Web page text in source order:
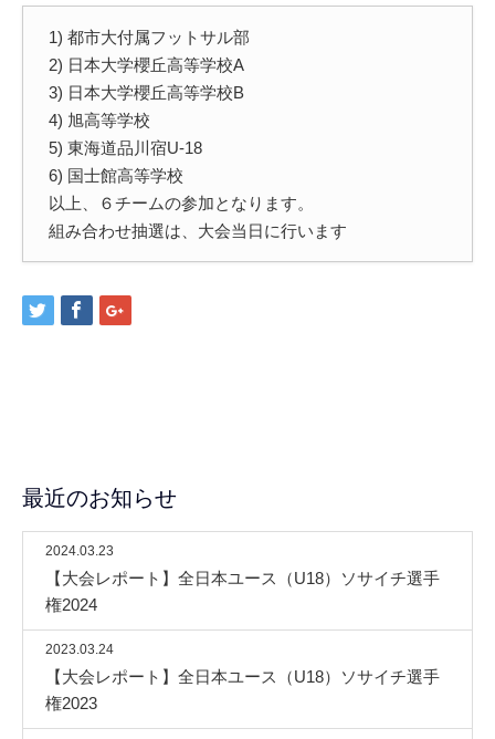
1) 都市大付属フットサル部
2) 日本大学櫻丘高等学校A
3) 日本大学櫻丘高等学校B
4) 旭高等学校
5) 東海道品川宿U-18
6) 国士館高等学校
以上、６チームの参加となります。
組み合わせ抽選は、大会当日に行います
最近のお知らせ
2024.03.23
【大会レポート】全日本ユース（U18）ソサイチ選手
権2024
2023.03.24
【大会レポート】全日本ユース（U18）ソサイチ選手
権2023